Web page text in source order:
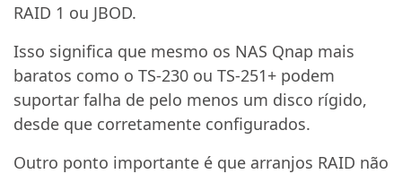
RAID 1 ou JBOD.
Isso significa que mesmo os NAS Qnap mais
baratos como o TS-230 ou TS-251+ podem
suportar falha de pelo menos um disco rígido,
desde que corretamente configurados.
Outro ponto importante é que arranjos RAID não